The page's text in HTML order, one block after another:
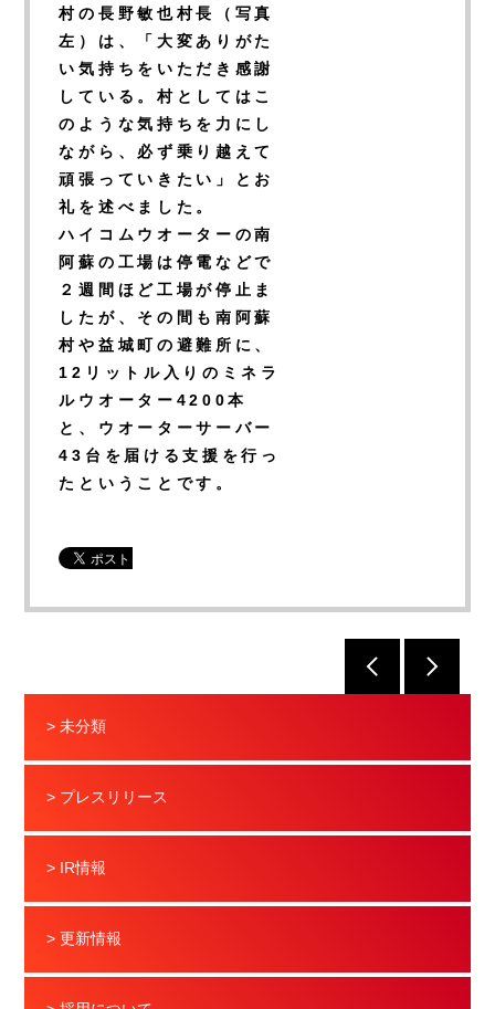
村の長野敏也村長（写真
左）は、「大変ありがた
い気持ちをいただき感謝
している。村としてはこ
のような気持ちを力にし
ながら、必ず乗り越えて
頑張っていきたい」とお
礼を述べました。
ハイコムウオーターの南
阿蘇の工場は停電などで
２週間ほど工場が停止ま
したが、その間も南阿蘇
村や益城町の避難所に、
12リットル入りのミネラ
ルウオーター4200本
と、ウオーターサーバー
43台を届ける支援を行っ
たということです。
> 未分類
> プレスリリース
> IR情報
> 更新情報